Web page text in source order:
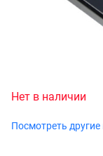
Нет в наличии
Посмотреть